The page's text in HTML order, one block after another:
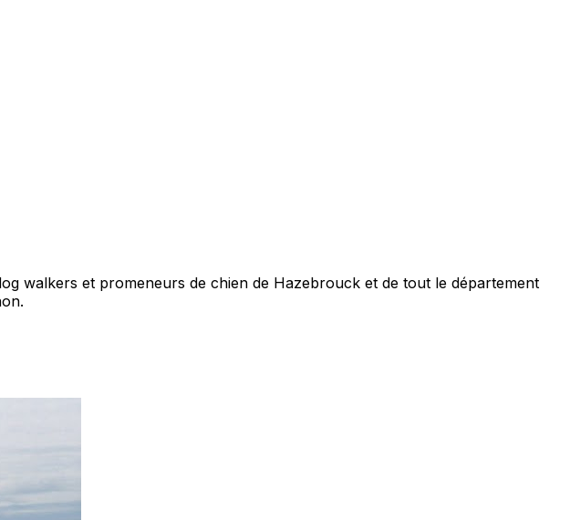
walkers et promeneurs de chien de Hazebrouck et de tout le département